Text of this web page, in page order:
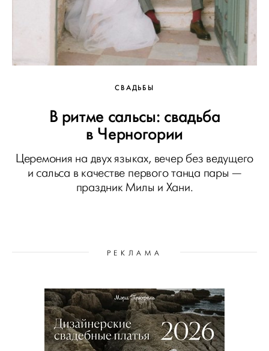
СВАДЬБЫ
В ритме сальсы: свадьба
в Черногории
Церемония на двух языках, вечер без ведущего
и сальса в качестве первого танца пары —
праздник Милы и Хани.
РЕКЛАМА